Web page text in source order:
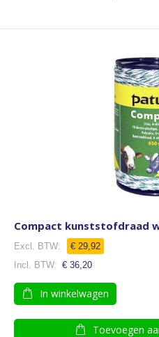
Compact kunststofdraad
€ 29,92
€ 36,20
In winkelwagen
Toevoegen